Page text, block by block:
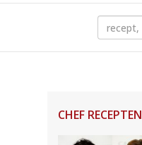
CHEF RECEPTEN